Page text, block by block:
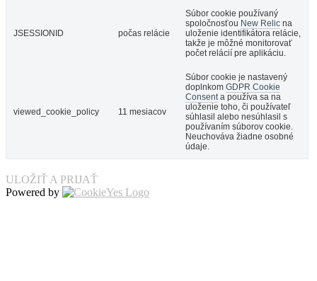
JSESSIONID počas relácie
Súbor cookie používaný
spoločnosťou New Relic na
uloženie identifikátora relácie,
takže je môžné monitorovať
počet relácií pre aplikáciu.
viewed_cookie_policy 11 mesiacov
Súbor cookie je nastavený
doplnkom GDPR Cookie
Consent a používa sa na
uloženie toho, či používateľ
súhlasil alebo nesúhlasil s
používaním súborov cookie.
Neuchováva žiadne osobné
údaje.
ULOŽIŤ A PRIJAŤ
Powered by